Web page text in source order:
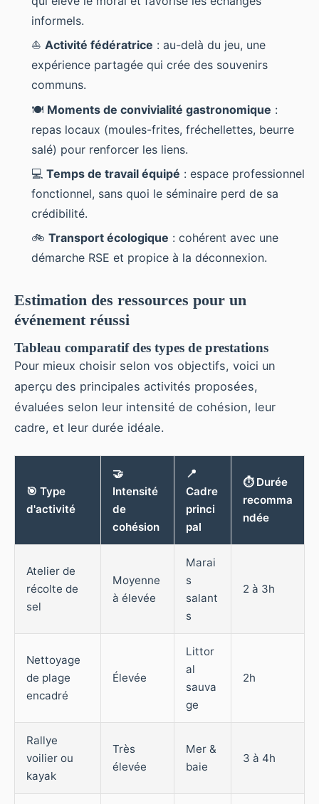
informels.
⛵ Activité fédératrice : au-delà du jeu, une
expérience partagée qui crée des souvenirs
communs.
🍽️ Moments de convivialité gastronomique :
repas locaux (moules-frites, fréchellettes, beurre
salé) pour renforcer les liens.
💻 Temps de travail équipé : espace professionnel
fonctionnel, sans quoi le séminaire perd de sa
crédibilité.
🚲 Transport écologique : cohérent avec une
démarche RSE et propice à la déconnexion.
Estimation des ressources pour un
événement réussi
Tableau comparatif des types de prestations
Pour mieux choisir selon vos objectifs, voici un
aperçu des principales activités proposées,
évaluées selon leur intensité de cohésion, leur
cadre, et leur durée idéale.
🎯 Type
d'activité
🤝
Intensité
de
cohésion
📍
Cadre
princi
pal
⏱️ Durée
recomma
ndée
Atelier de
récolte de
sel
Moyenne
à élevée
Marai
s
salant
s
2 à 3h
Nettoyage
de plage
encadré
Élevée
Littor
al
sauva
ge
2h
Rallye
voilier ou
kayak
Très
élevée
Mer &
baie
3 à 4h